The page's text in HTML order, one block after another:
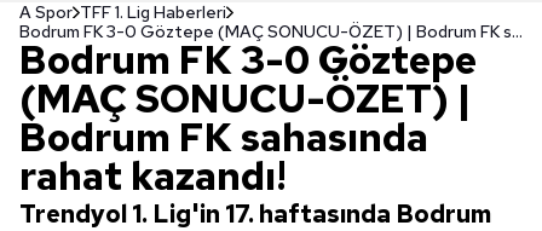
A Spor TFF 1. Lig Haberleri
Bodrum FK 3-0 Göztepe (MAÇ SONUCU-ÖZET) | Bodrum FK sahasında rahat kazandı!
Bodrum FK 3-0 Göztepe
(MAÇ SONUCU-ÖZET) |
Bodrum FK sahasında
rahat kazandı!
Trendyol 1. Lig'in 17. haftasında Bodrum